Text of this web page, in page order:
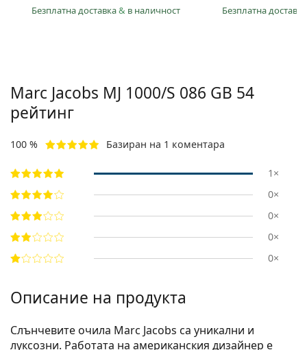
Безплатна доставка& в наличност Безплатна
Marc Jacobs MJ 1000/S 086 GB 54
рейтинг
100 % Базиран на 1 коментара
1×
0×
0×
0×
0×
Описание на продукта
Слънчевите очила Marc Jacobs са уникални и
луксозни. Работата на американския дизайнер е